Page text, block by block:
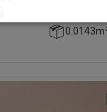
220 x 210 x 0